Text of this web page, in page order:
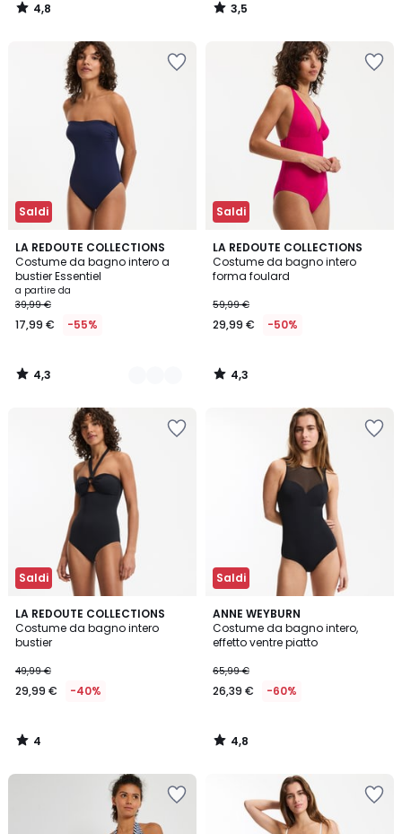
4,8
/
3,5
/
Saldi
LA REDOUTE COLLECTIONS
Costume da bagno intero a
bustier Essentiel
a partire da
39,99 €
17,99 € -55%
4,3
/ 5
3
Colori
4,3
/
Saldi
LA REDOUTE COLLECTIONS
Costume da bagno intero
forma foulard
59,99 €
29,99 € -50%
4,3
/ 5
4,3
/
Saldi
LA REDOUTE COLLECTIONS
Costume da bagno intero
bustier
49,99 €
29,99 € -40%
4
/
5
4
/
Saldi
ANNE WEYBURN
Costume da bagno intero,
effetto ventre piatto
65,99 €
26,39 € -60%
4,8
/ 5
4,8
/